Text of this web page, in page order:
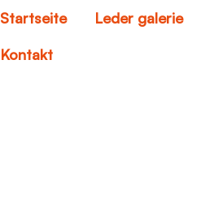
Startseite Leder galerie
Kontakt